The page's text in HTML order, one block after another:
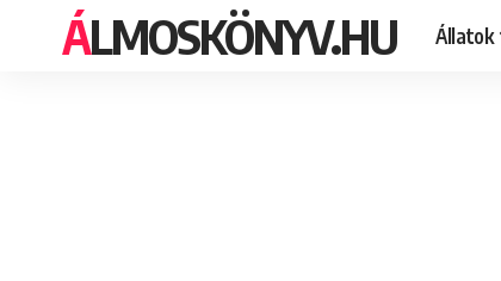
ÁLMOSKÖNYV.HU Állatok